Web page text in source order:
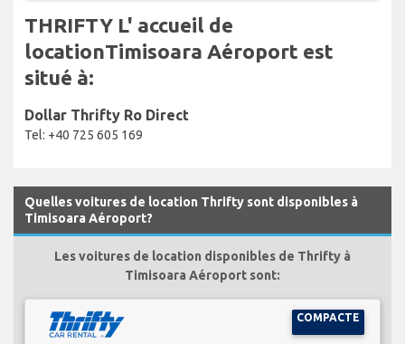
THRIFTY L' accueil de
locationTimisoara Aéroport est
situé à:
Dollar Thrifty Ro Direct
Tel: +40 725 605 169
Quelles voitures de location Thrifty sont disponibles à
Timisoara Aéroport?
Les voitures de location disponibles de Thrifty à
Timisoara Aéroport sont:
COMPACTE